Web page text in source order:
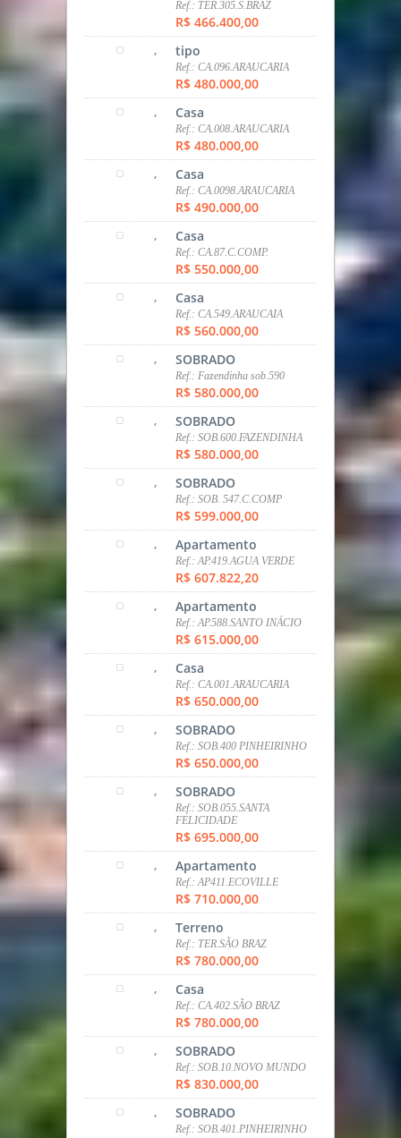
Casa
Ref.: CA.FAZ.RIO GRANDE
R$ 450.000,00
Casa
Ref.: CA.605.CASA
ARAUCARIA
R$ 450.000,00
Casa
Ref.: CA.406.CASA
ARAUCARIA
R$ 450.000,00
Apartamento
Ref.: AP.420.AGUA VERDE
R$ 454.000,00
Terreno
Ref.: TER.305.S.BRAZ
R$ 466.400,00
tipo
Ref.: CA.096.ARAUCARIA
R$ 480.000,00
Casa
Ref.: CA.008.ARAUCARIA
R$ 480.000,00
Casa
Ref.: CA.0098.ARAUCARIA
R$ 490.000,00
Casa
Ref.: CA.87.C.COMP.
R$ 550.000,00
Casa
Ref.: CA.549.ARAUCAIA
R$ 560.000,00
SOBRADO
Ref.: Fazendinha sob.590
R$ 580.000,00
SOBRADO
Ref.: SOB.600.FAZENDINHA
R$ 580.000,00
SOBRADO
Ref.: SOB. 547.C.COMP
R$ 599.000,00
Apartamento
Ref.: AP.419.AGUA VERDE
R$ 607.822,20
Apartamento
Ref.: AP.588.SANTO INÁCIO
R$ 615.000,00
Casa
Ref.: CA.001.ARAUCARIA
R$ 650.000,00
SOBRADO
Ref.: SOB.400 PINHEIRINHO
R$ 650.000,00
SOBRADO
Ref.: SOB.055.SANTA
FELICIDADE